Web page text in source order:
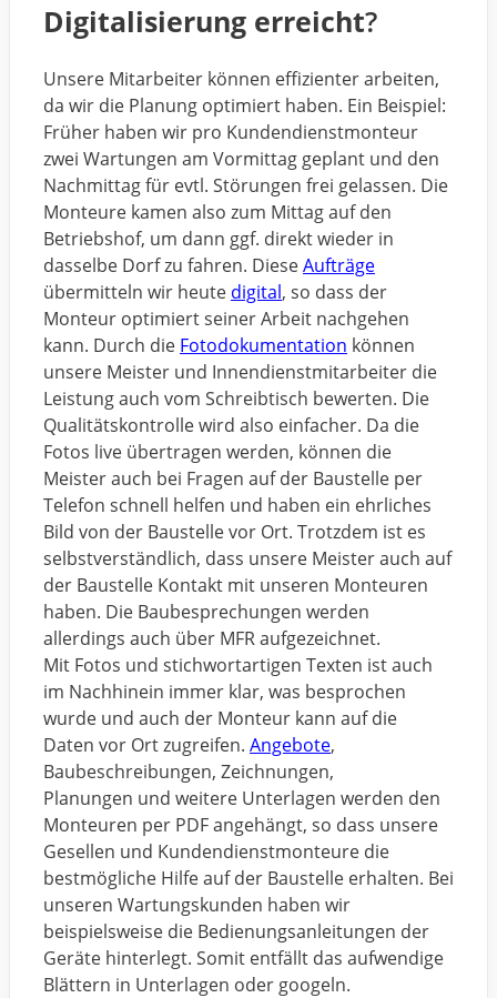
Digitalisierung erreicht?
Unsere Mitarbeiter können effizienter arbeiten,
da wir die Planung optimiert haben. Ein Beispiel:
Früher haben wir pro Kundendienstmonteur
zwei Wartungen am Vormittag geplant und den
Nachmittag für evtl. Störungen frei gelassen. Die
Monteure kamen also zum Mittag auf den
Betriebshof, um dann ggf. direkt wieder in
dasselbe Dorf zu fahren. DieseAufträge
übermitteln wir heute digital, so dass der
Monteur optimiert seiner Arbeit nachgehen
kann. Durch die Fotodokumentation können
unsere Meister und Innendienstmitarbeiter die
Leistung auch vom Schreibtisch bewerten. Die
Qualitätskontrolle wird also einfacher. Da die
Fotos live übertragen werden, können die
Meister auch bei Fragen auf der Baustelle per
Telefon schnell helfen und haben ein ehrliches
Bild von der Baustelle vor Ort. Trotzdem ist es
selbstverständlich, dass unsere Meister auch auf
der Baustelle Kontakt mit unseren Monteuren
haben. Die Baubesprechungen werden
allerdings auch über MFR aufgezeichnet.
Mit Fotos und stichwortartigen Texten ist auch
im Nachhinein immer klar, was besprochen
wurde und auch der Monteur kann auf die
Daten vor Ort zugreifen. Angebote,
Baubeschreibungen, Zeichnungen,
Planungen und weitere Unterlagen werden den
Monteuren per PDF angehängt, so dass unsere
Gesellen und Kundendienstmonteure die
bestmögliche Hilfe auf der Baustelle erhalten. Bei
unseren Wartungskunden haben wir
beispielsweise die Bedienungsanleitungen der
Geräte hinterlegt. Somit entfällt das aufwendige
Blättern in Unterlagen oder googeln.